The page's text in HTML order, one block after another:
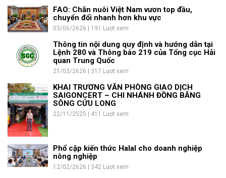
FAO: Chăn nuôi Việt Nam vươn top đầu,
chuyển đổi nhanh hơn khu vực
03/06/2626 | 191 Lượt xem
Thông tin nội dung quy định và hướng dẫn tại
Lệnh 280 và Thông báo 219 của Tổng cục Hải
quan Trung Quốc
21/03/2626 | 317 Lượt xem
KHAI TRƯƠNG VĂN PHÒNG GIAO DỊCH
SAIGONCERT – CHI NHÁNH ĐỒNG BẰNG
SÔNG CỬU LONG
22/11/2525 | 411 Lượt xem
Phổ cập kiến thức Halal cho doanh nghiệp
nông nghiệp
12/02/2626 | 342 Lượt xem